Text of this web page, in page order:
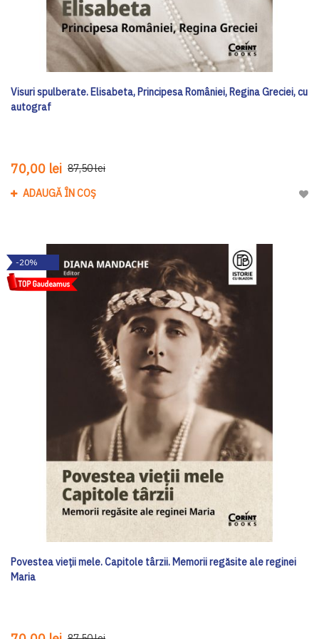
Visuri spulberate. Elisabeta, Principesa României, Regina Greciei, cu
autograf
70,00 lei 87,50 lei
ADAUGĂ ÎN COȘ
-20%
Povestea vieții mele. Capitole târzii. Memorii regăsite ale reginei
Maria